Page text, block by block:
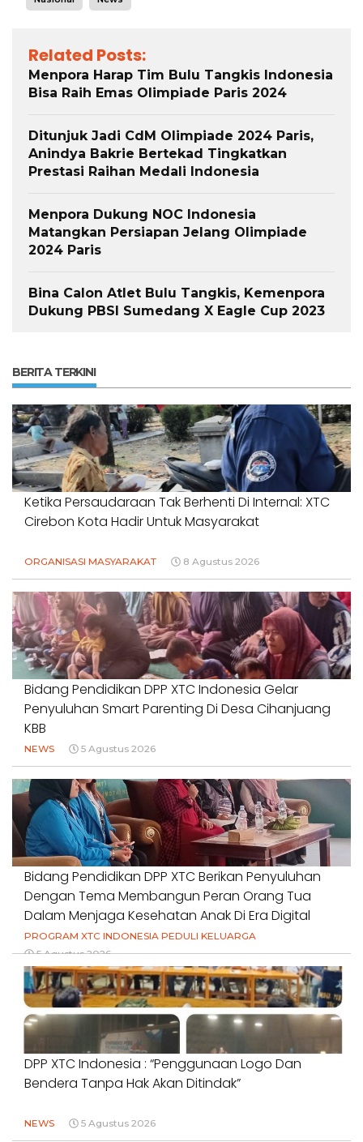
Related Posts:
Menpora Harap Tim Bulu Tangkis Indonesia
Bisa Raih Emas Olimpiade Paris 2024
Ditunjuk Jadi CdM Olimpiade 2024 Paris,
Anindya Bakrie Bertekad Tingkatkan
Prestasi Raihan Medali Indonesia
Menpora Dukung NOC Indonesia
Matangkan Persiapan Jelang Olimpiade
2024 Paris
Bina Calon Atlet Bulu Tangkis, Kemenpora
Dukung PBSI Sumedang X Eagle Cup 2023
BERITA TERKINI
Ketika Persaudaraan Tak Berhenti Di Internal: XTC
Cirebon Kota Hadir Untuk Masyarakat
ORGANISASI MASYARAKAT 8 Agustus 2026
Bidang Pendidikan DPP XTC Indonesia Gelar
Penyuluhan Smart Parenting Di Desa Cihanjuang
KBB
NEWS 5 Agustus 2026
Bidang Pendidikan DPP XTC Berikan Penyuluhan
Dengan Tema Membangun Peran Orang Tua
Dalam Menjaga Kesehatan Anak Di Era Digital
PROGRAM XTC INDONESIA PEDULI KELUARGA
5 Agustus 2026
DPP XTC Indonesia : “Penggunaan Logo Dan
Bendera Tanpa Hak Akan Ditindak”
NEWS 5 Agustus 2026